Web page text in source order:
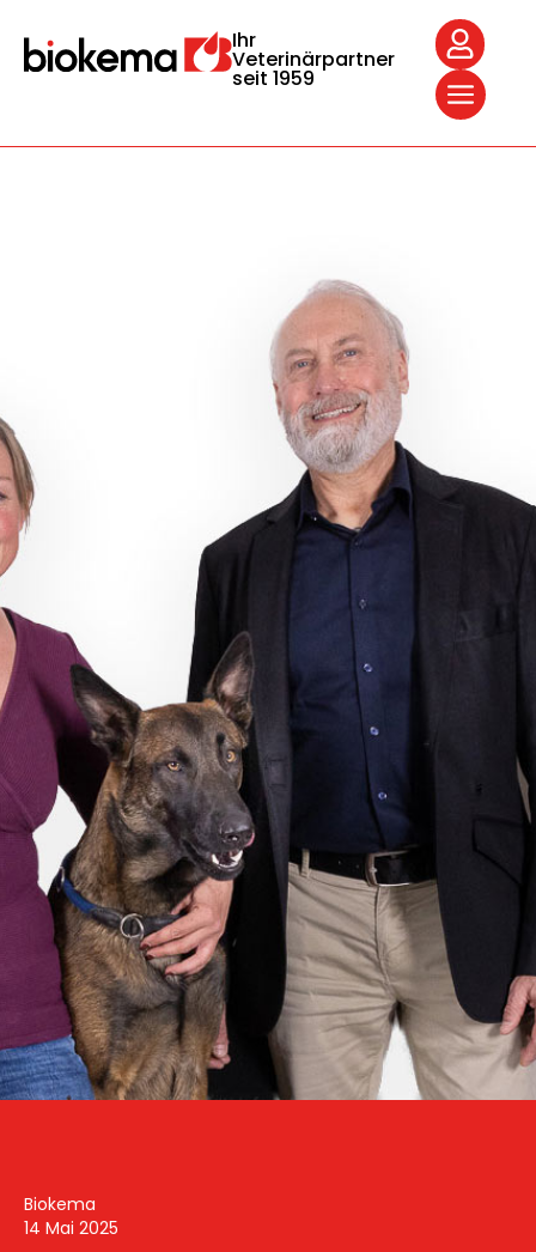
Ihr
Veterinärpartner
seit 1959
Biokema
14 Mai 2025